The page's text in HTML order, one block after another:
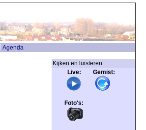
Agenda
Kijken en luisteren
Live: Gemist:
Foto's: